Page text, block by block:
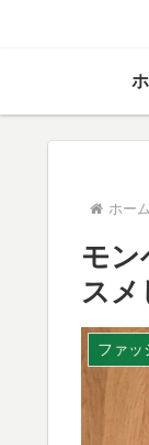
ホーム
モン
スメ
ファッ